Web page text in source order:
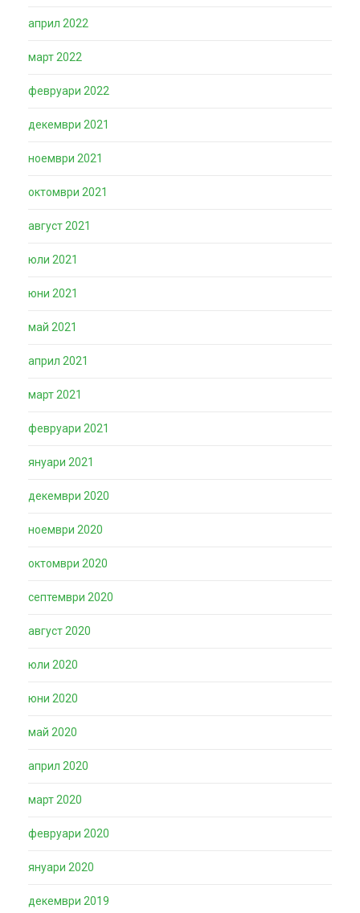
април 2022
март 2022
февруари 2022
декември 2021
ноември 2021
октомври 2021
август 2021
юли 2021
юни 2021
май 2021
април 2021
март 2021
февруари 2021
януари 2021
декември 2020
ноември 2020
октомври 2020
септември 2020
август 2020
юли 2020
юни 2020
май 2020
април 2020
март 2020
февруари 2020
януари 2020
декември 2019